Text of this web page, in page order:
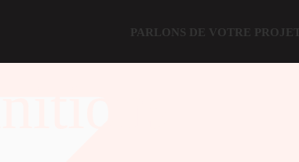
PARLONS DE VOTRE PROJET